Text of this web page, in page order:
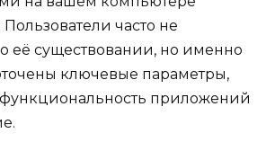
часто не
её существовании, но именно
ключевые параметры,
приложений